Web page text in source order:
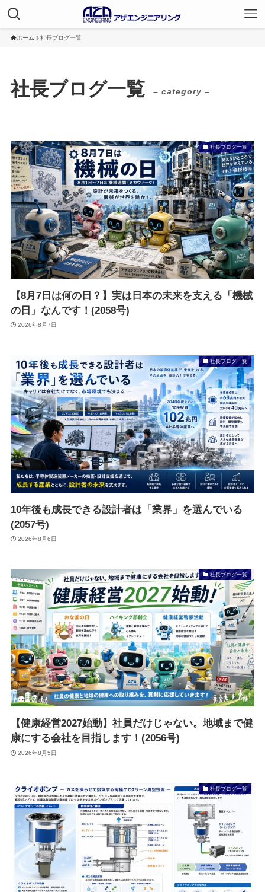
ホーム 社長ブログ一覧
社長ブログ一覧 – category –
社長ブログ一覧
【8月7日は何の日？】実は日本の未来を支える「機械
の日」なんです！(2058号)
2026年8月7日
社長ブログ一覧
10年後も成長できる設計者は「業界」を選んでいる
(2057号)
2026年8月6日
社長ブログ一覧
【健康経営2027始動】社員だけじゃない。地域まで健
康にする会社を目指します！(2056号)
2026年8月5日
社長ブログ一覧